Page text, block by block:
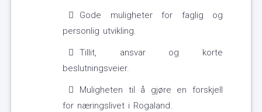
Gode muligheter for faglig og
personlig utvikling.
Tillit, ansvar og korte
beslutningsveier.
Muligheten til å gjøre en forskjell
for næringslivet i Rogaland.